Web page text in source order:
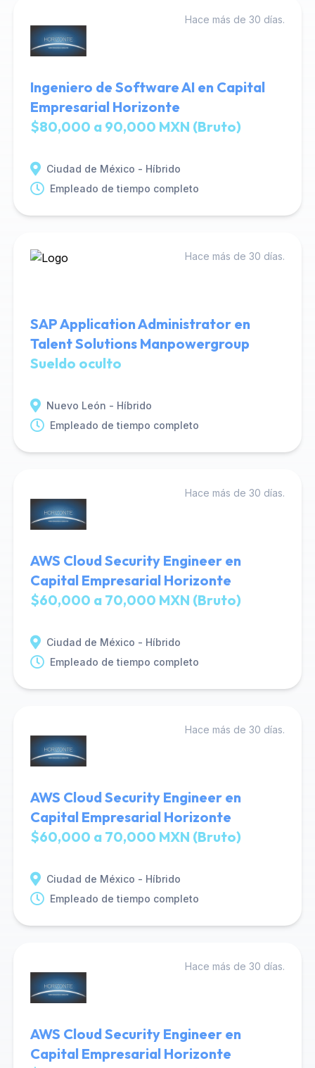
Hace más de 30 días.
Ingeniero de Software AI en Capital
Empresarial Horizonte
$80,000 a 90,000 MXN (Bruto)
Ciudad de México - Híbrido
Empleado de tiempo completo
Hace más de 30 días.
SAP Application Administrator en
Talent Solutions Manpowergroup
Sueldo oculto
Nuevo León - Híbrido
Empleado de tiempo completo
Hace más de 30 días.
AWS Cloud Security Engineer en
Capital Empresarial Horizonte
$60,000 a 70,000 MXN (Bruto)
Ciudad de México - Híbrido
Empleado de tiempo completo
Hace más de 30 días.
AWS Cloud Security Engineer en
Capital Empresarial Horizonte
$60,000 a 70,000 MXN (Bruto)
Ciudad de México - Híbrido
Empleado de tiempo completo
Hace más de 30 días.
AWS Cloud Security Engineer en
Capital Empresarial Horizonte